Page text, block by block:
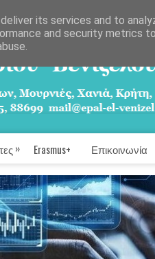
» Erasmus+ Επικοινωνία
its services and to
and security metrics